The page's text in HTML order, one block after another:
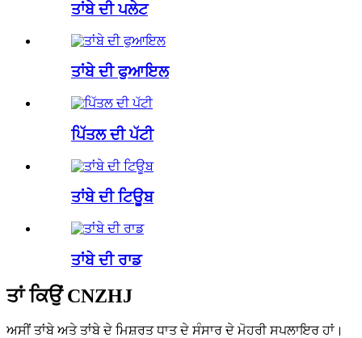
ਤਾਂਬੇ ਦੀ ਪਲੇਟ
ਤਾਂਬੇ ਦੀ ਫੁਆਇਲ
ਪਿੱਤਲ ਦੀ ਪੱਟੀ
ਤਾਂਬੇ ਦੀ ਟਿਊਬ
ਤਾਂਬੇ ਦੀ ਰਾਡ
ਤਾਂ ਕਿਉਂ CNZHJ
ਅਸੀਂ ਤਾਂਬੇ ਅਤੇ ਤਾਂਬੇ ਦੇ ਮਿਸ਼ਰਤ ਧਾਤ ਦੇ ਸੰਸਾਰ ਦੇ ਮੋਹਰੀ ਸਪਲਾਇਰ ਹਾਂ।